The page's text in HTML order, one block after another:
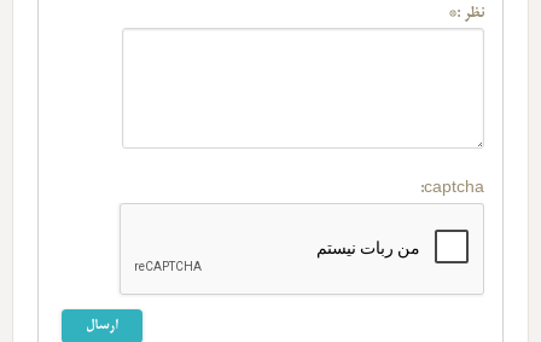
نظر :*
captcha: